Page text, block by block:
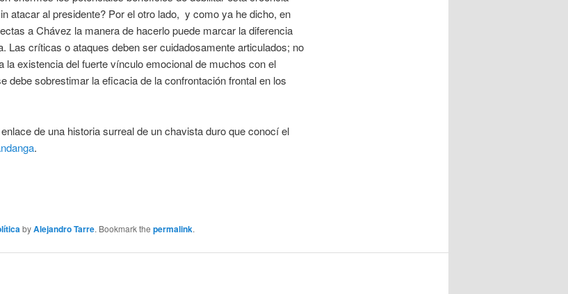
atacar al presidente? Por el otro lado, y como ya he dicho, en
a Chávez la manera de hacerlo puede marcar la diferencia
Las críticas o ataques deben ser cuidadosamente articulados; no
la existencia del fuerte vínculo emocional de muchos con el
debe sobrestimar la eficacia de la confrontación frontal en los
de una historia surreal de un chavista duro que conocí el
.
byAlejandro Tarre. Bookmark the permalink.